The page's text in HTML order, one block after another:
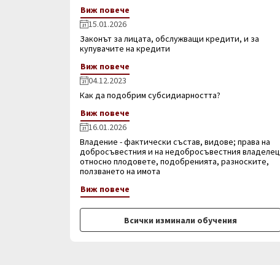
Виж повече
15.01.2026
Законът за лицата, обслужващи кредити, и за
купувачите на кредити
Виж повече
04.12.2023
Как да подобрим субсидиарността?
Виж повече
16.01.2026
Владение - фактически състав, видове; права на
добросъвестния и на недобросъвестния владелец
относно плодовете, подобренията, разноските,
ползването на имота
Виж повече
Всички изминали обучения